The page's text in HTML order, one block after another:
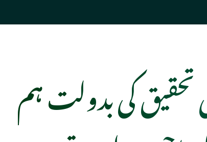
تحقیق کی بدولت ہم